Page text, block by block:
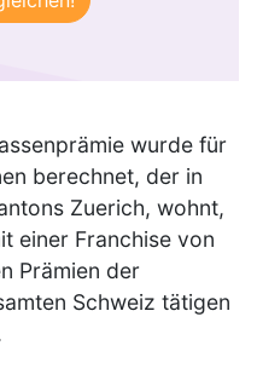
wurde für
berechnet, der in
Zuerich, wohnt,
einer Franchise von
Prämien der
Schweiz tätigen